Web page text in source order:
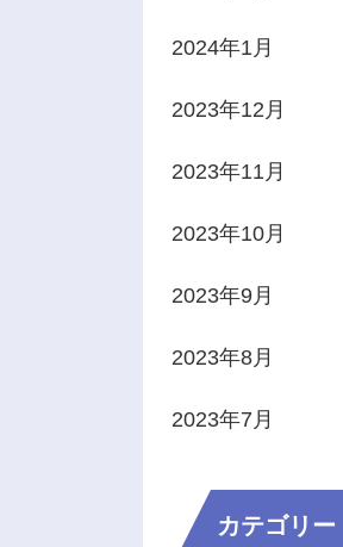
2024年1月
2023年12月
2023年11月
2023年10月
2023年9月
2023年8月
2023年7月
カテゴリー